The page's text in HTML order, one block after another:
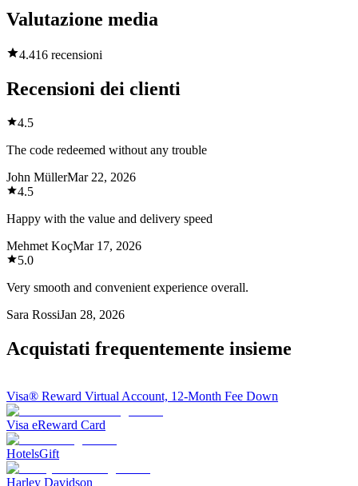
Valutazione media
4.416 recensioni
Recensioni dei clienti
4.5
The code redeemed without any trouble
John MüllerMar 22, 2026
4.5
Happy with the value and delivery speed
Mehmet KoçMar 17, 2026
5.0
Very smooth and convenient experience overall.
Sara RossiJan 28, 2026
Acquistati frequentemente insieme
Visa® Reward Virtual Account, 12-Month Fee Down
Visa eReward Card
HotelsGift
Harley Davidson